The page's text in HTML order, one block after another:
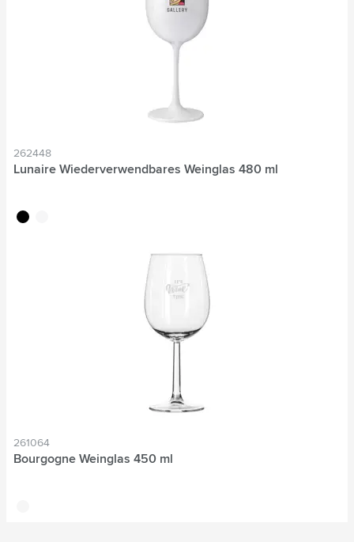
262448
Lunaire Wiederverwendbares Weinglas 480 ml
noir
261064
Bourgogne Weinglas 450 ml